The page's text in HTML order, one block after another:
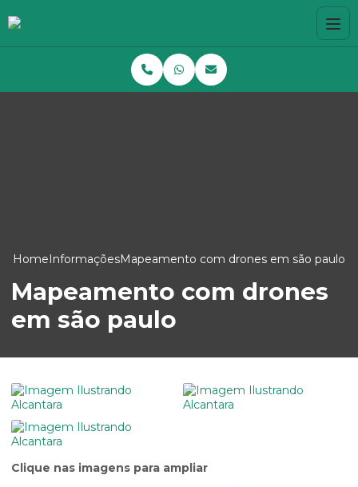
HomeInformaçõesMapeamento com drones em são paulo
Mapeamento com drones
em são paulo
Clique nas imagens para ampliar